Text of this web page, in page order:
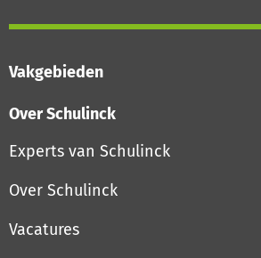
Vakgebieden
Over Schulinck
Experts van Schulinck
Over Schulinck
Vacatures